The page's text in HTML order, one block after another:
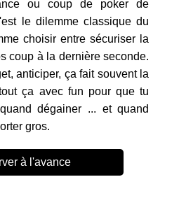
ou coup de poker de
le dilemme classique du
choisir entre sécuriser la
coup à la dernière seconde.
anticiper, ça fait souvent la
ça avec fun pour que tu
dégainer ... et quand
gros.
à l'avance